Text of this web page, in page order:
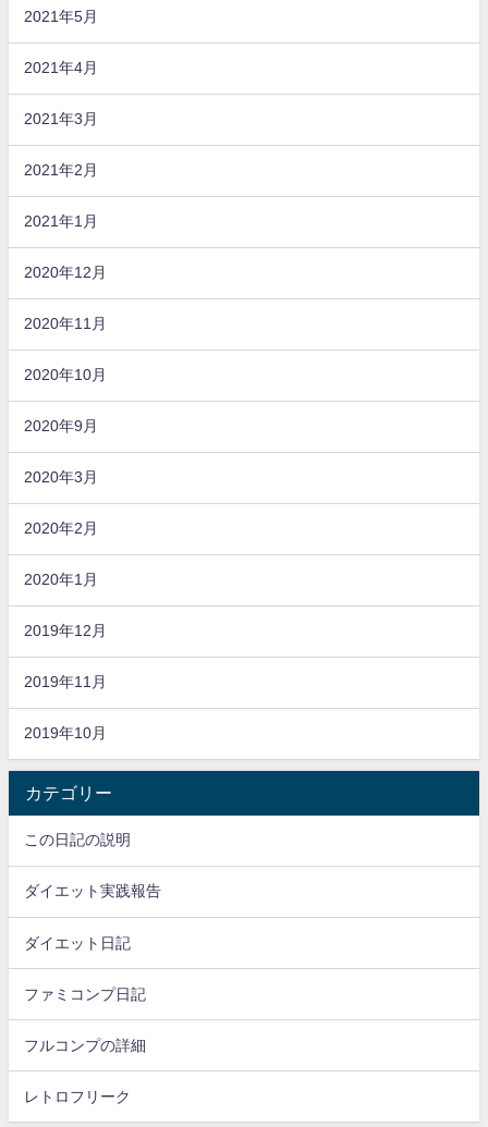
2021年5月
2021年4月
2021年3月
2021年2月
2021年1月
2020年12月
2020年11月
2020年10月
2020年9月
2020年3月
2020年2月
2020年1月
2019年12月
2019年11月
2019年10月
カテゴリー
この日記の説明
ダイエット実践報告
ダイエット日記
ファミコンプ日記
フルコンプの詳細
レトロフリーク